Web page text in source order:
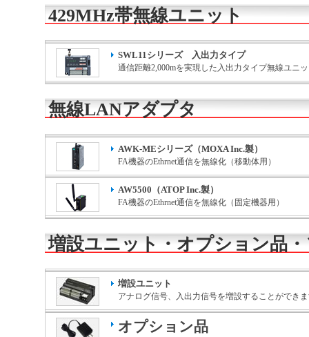
429MHz帯無線ユニット
SWL11シリーズ 入出力タイプ
通信距離2,000mを実現した入出力タイプ無線ユニ
無線LANアダプタ
AWK-MEシリーズ（MOXA Inc.製）
FA機器のEthrnet通信を無線化（移動体用）
AW5500（ATOP Inc.製）
FA機器のEthrnet通信を無線化（固定機器用）
増設ユニット・オプション品
増設ユニット
アナログ信号、入出力信号を増設することができ
オプション品